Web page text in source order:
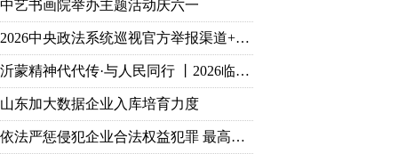
中艺书画院举办主题活动庆六一
2026中央政法系统巡视官方举报渠道+受理范围
沂蒙精神代代传·与人民同行 丨2026临沂市文联新时代文明实践文艺志愿服务主题活动正式启动
山东加大数据企业入库培育力度
依法严惩侵犯企业合法权益犯罪 最高检发布典型案例